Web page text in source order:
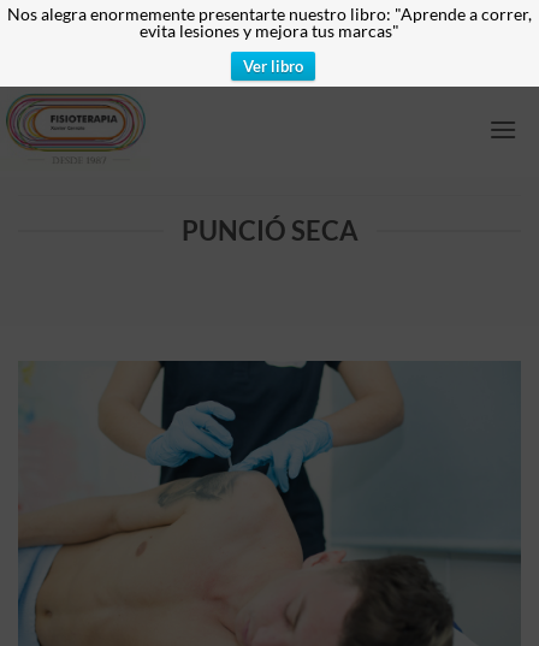
Nos alegra enormemente presentarte nuestro libro: "Aprende a correr,
evita lesiones y mejora tus marcas"
Ver libro
Skip
to
content
PUNCIÓ SECA